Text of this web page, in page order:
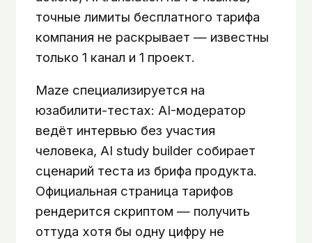
точные лимиты бесплатного тарифа
компания не раскрывает — известны
только 1 канал и 1 проект.
Maze специализируется на
юзабилити-тестах: AI-модератор
ведёт интервью без участия
человека, AI study builder собирает
сценарий теста из брифа продукта.
Официальная страница тарифов
рендерится скриптом — получить
оттуда хотя бы одну цифру не